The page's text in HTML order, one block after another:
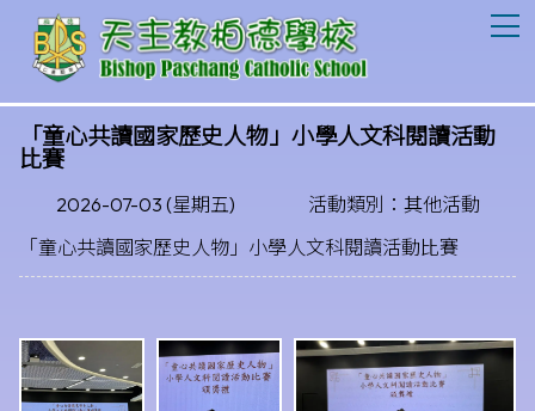
「童心共讀國家歷史人物」小學人文科閱讀活動
比賽
2026-07-03 (星期五)
活動類別：其他活動
「童心共讀國家歷史人物」小學人文科閱讀活動比賽